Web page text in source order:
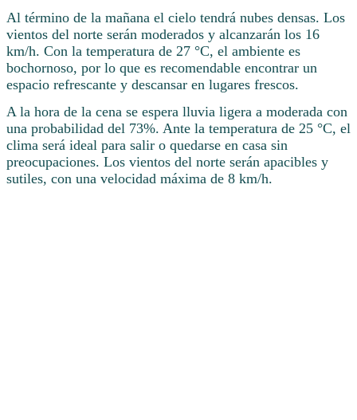
Al término de la mañana el cielo tendrá nubes densas. Los
vientos del norte serán moderados y alcanzarán los 16
km/h. Con la temperatura de 27 °C, el ambiente es
bochornoso, por lo que es recomendable encontrar un
espacio refrescante y descansar en lugares frescos.
A la hora de la cena se espera lluvia ligera a moderada con
una probabilidad del 73%. Ante la temperatura de 25 °C, el
clima será ideal para salir o quedarse en casa sin
preocupaciones. Los vientos del norte serán apacibles y
sutiles, con una velocidad máxima de 8 km/h.